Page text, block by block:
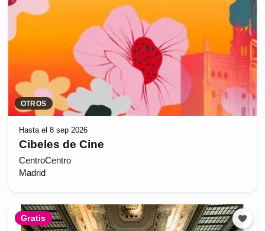
OTROS
Hasta el 8 sep 2026
Cibeles de Cine
CentroCentro
Madrid
Gratis